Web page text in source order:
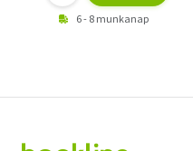
6 - 8 munkanap